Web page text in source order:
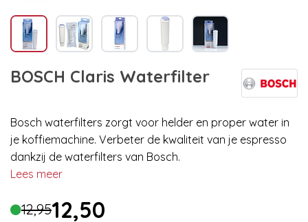
BOSCH Claris Waterfilter
Bosch waterfilters zorgt voor helder en proper water in
je koffiemachine. Verbeter de kwaliteit van je espresso
dankzij de waterfilters van Bosch.
Lees meer
12,9512,50